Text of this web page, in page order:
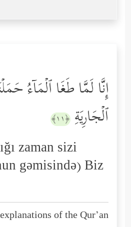
إِنَّا لَمَّا طَغَا ٱلۡمَاۤءُ
ٱلۡجَارِیَةِ ﴿١١﴾
zaman sizi
gəmisində) Biz
of the Qur’an: